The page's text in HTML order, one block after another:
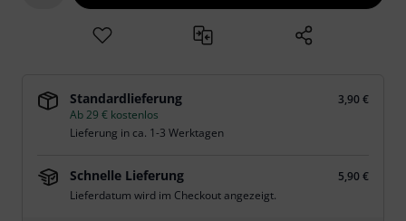
Standardlieferung
3,90 €
Ab 29 € kostenlos
Lieferung in ca. 1-3 Werktagen
Schnelle Lieferung
5,90 €
Lieferdatum wird im Checkout angezeigt.